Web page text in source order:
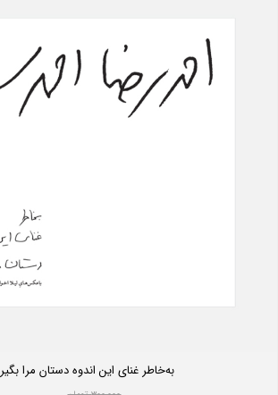
به‌خاطر غنای این اندوه دستان مرا بگیر